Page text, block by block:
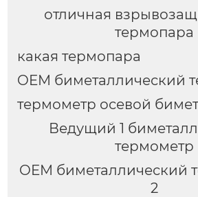
отличная
термопара
какая термопара
OEM биметаллический
термометр осевой
Ведущий 1
термометр
OEM биметаллический
2